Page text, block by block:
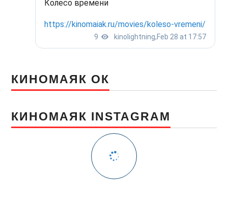
КИНОМАЯК ОК
КИНОМАЯК INSTAGRAM